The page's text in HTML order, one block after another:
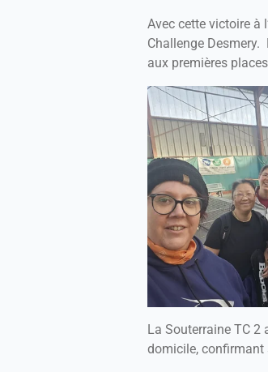
Avec cette victoire à
Challenge Desmery.
aux premières
La Souterraine TC 2
domicile, confirmant